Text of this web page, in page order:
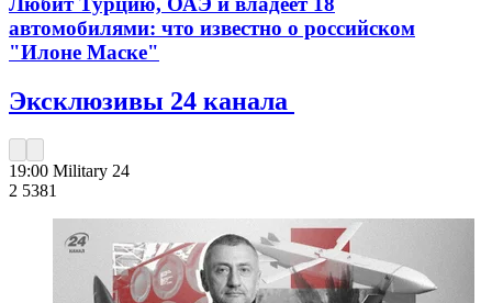
автомобилями: что известно о российском
"Илоне Маске"
Эксклюзивы 24 канала
19:00 Military 24
2 5381